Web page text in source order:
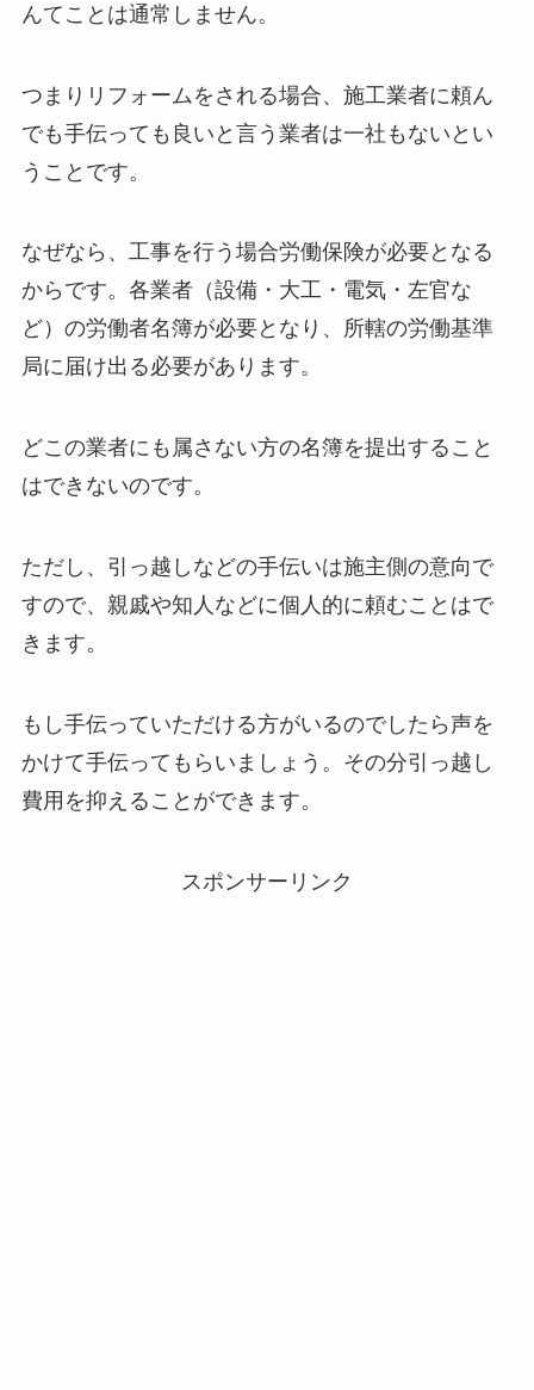
んてことは通常しません。
つまりリフォームをされる場合、施工業者に頼ん
でも手伝っても良いと言う業者は一社もないとい
うことです。
なぜなら、工事を行う場合労働保険が必要となる
からです。各業者（設備・大工・電気・左官な
ど）の労働者名簿が必要となり、所轄の労働基準
局に届け出る必要があります。
どこの業者にも属さない方の名簿を提出すること
はできないのです。
ただし、引っ越しなどの手伝いは施主側の意向で
すので、親戚や知人などに個人的に頼むことはで
きます。
もし手伝っていただける方がいるのでしたら声を
かけて手伝ってもらいましょう。その分引っ越し
費用を抑えることができます。
スポンサーリンク